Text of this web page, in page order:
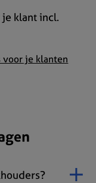
klant incl.
voor je klanten